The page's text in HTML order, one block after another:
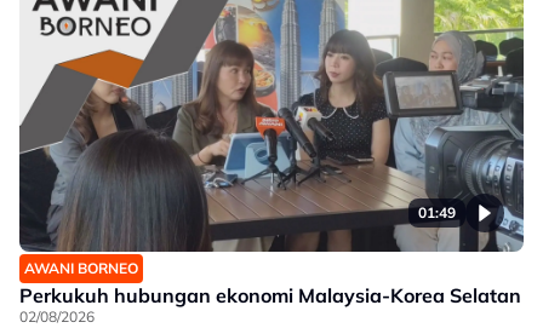
01:49
AWANI BORNEO
Perkukuh hubungan ekonomi Malaysia-Korea Selatan
02/08/2026